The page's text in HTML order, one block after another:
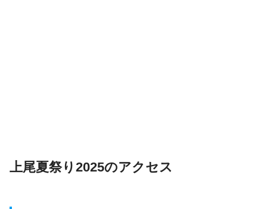
上尾夏祭り2025のアクセス